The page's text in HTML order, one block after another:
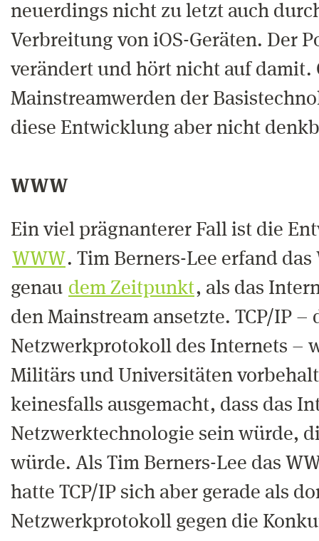
neuerdings nicht zu letzt auch
Verbreitung von iOS-Geräten. Der
verändert und hört nicht auf damit.
Mainstreamwerden der
diese Entwicklung aber nicht
WWW
Ein viel prägnanterer Fall ist die
WWW . Tim Berners-Lee erfand
genau dem Zeitpunkt, als das
den Mainstream ansetzte. TCP/IP –
Netzwerkprotokoll des Internets –
Militärs und Universitäten
keinesfalls ausgemacht, dass das
Netzwerktechnologie sein würde,
würde. Als Tim Berners-Lee das
hatte TCP/IP sich aber gerade als
Netzwerkprotokoll gegen die